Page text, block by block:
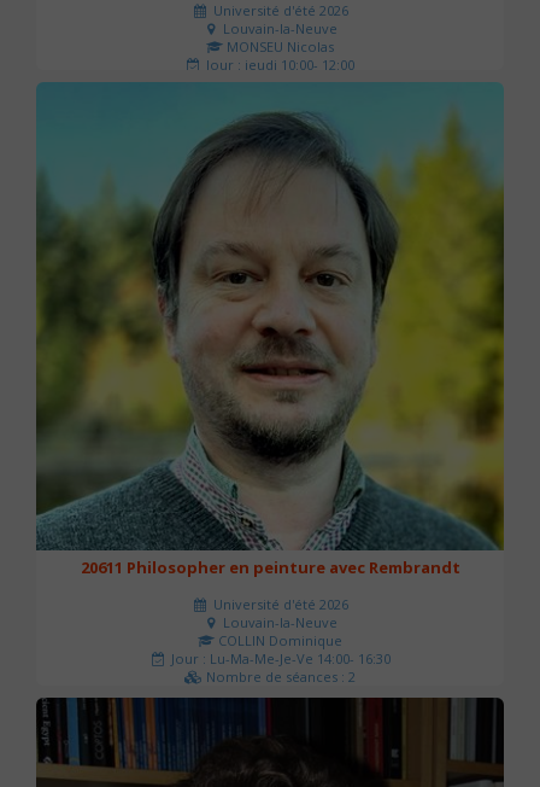
Université d'été 2026
Louvain-la-Neuve
MONSEU Nicolas
Jour : jeudi 10:00- 12:00
Nombre de séances : 1
20611 Philosopher en peinture avec Rembrandt
Université d'été 2026
Louvain-la-Neuve
COLLIN Dominique
Jour : Lu-Ma-Me-Je-Ve 14:00- 16:30
Nombre de séances : 2
51 €